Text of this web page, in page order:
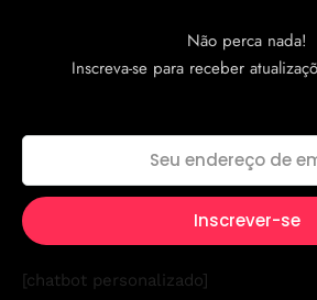
Não perca nada!
Inscreva-se para receber
[chatbot personalizado]